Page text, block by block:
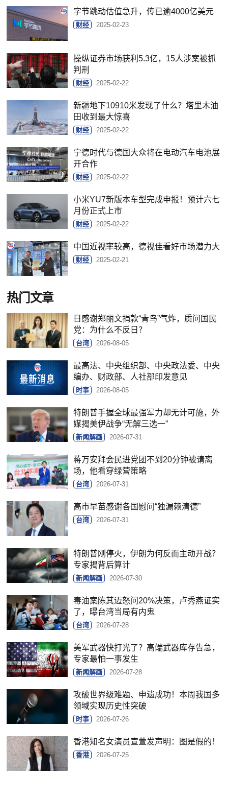
字节跳动估值急升，传已逾4000亿美元
财经 2025-02-23
操纵证券市场获利5.3亿，15人涉案被抓
判刑
财经 2025-02-22
新疆地下10910米发现了什么？塔里木油
田收到最大惊喜
财经 2025-02-22
宁德时代与德国大众将在电动汽车电池展
开合作
财经 2025-02-22
小米YU7新版本车型完成申报！预计六七
月份正式上市
财经 2025-02-22
中国近视率较高，德视佳看好市场潜力大
财经 2025-02-21
热门文章
日感谢郑丽文捐款“青鸟”气炸，质问国民
党：为什么不反日？
台湾 2026-08-05
最高法、中央组织部、中央政法委、中央
编办、财政部、人社部印发意见
时事 2026-08-05
特朗普手握全球最强军力却无计可施，外
媒揭美伊战争“无解三选一”
新闻解画 2026-07-31
蒋万安拜会民进党团不到20分钟被请离
场，他看穿绿营策略
台湾 2026-07-31
高市早苗感谢各国慰问“独漏赖清德”
台湾 2026-07-31
特朗普刚停火，伊朗为何反而主动开战？
专家揭背后算计
新闻解画 2026-07-30
毒油案陈其迈怒问20%决策，卢秀燕证实
了，曝台湾当局有内鬼
台湾 2026-07-28
美军武器快打光了？高端武器库存告急，
专家最怕一事发生
新闻解画 2026-07-28
攻破世界级难题、申遗成功！本周我国多
领域实现历史性突破
时事 2026-07-26
香港知名女演员宣萱发声明：图是假的！
香港 2026-07-25